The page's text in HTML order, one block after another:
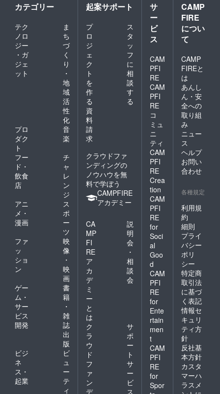
カテゴリー
テク
ノロ
ジー
・ガ
ジェ
ット
ま
ち
づ
く
り
・
地
域
活
性
化
プロ
ダク
ト
音
楽
フー
ド・
飲食
店
チ
ャ
レ
ン
ジ
アニ
メ・
漫画
ス
ポ
ー
ツ
ファ
ッ
ショ
ン
映
像
・
映
画
ゲー
ム・
サー
ビス
開発
書
籍
・
雑
誌
出
版
ビジ
ネ
ス・
起業
ビ
ュ
ー
テ
ィ
起案サポート
プ
ロ
ジ
ェ
ク
ト
を
作
る
ス
タ
ッ
フ
に
相
談
す
る
資
料
請
求
クラウドファ
ンディングの
ノウハウを無
料で学ぼう
CAMPFIRE
アカデミー
CA
MP
FI
RE
ア
カ
デ
ミ
ー
と
は
説
明
会
・
相
談
会
ク
ラ
ウ
ド
フ
ァ
ン
デ
サ
ポ
ー
ト
サ
ー
ビ
ス
サ
ー
ビ
ス
CAM
PFI
RE
CAM
PFI
RE
コ
ミュ
ニ
ティ
CAM
PFI
RE
Crea
tion
CAM
PFI
RE
for
Soci
al
Goo
d
CAM
PFI
RE
for
Ente
rtain
men
t
CAM
PFI
RE
for
Spor
CAMP
FIRE
につい
て
CAMP
FIREと
は
あんし
ん・安
全への
取り組
み
ニュー
ス
ヘルプ
お問い
合わせ
各種規定
利用規
約
細則
プライ
バシー
ポリ
シー
特定商
取引法
に基づ
く表記
情報セ
キュリ
ティ方
針
反社基
本方針
カスタ
マーハ
ラスメ